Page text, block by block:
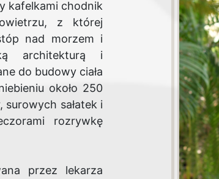
kafelkami chodnik
z której
nad morzem i
architekturą i
do budowy ciała
około 250
sałatek i
rozrywkę
przez lekarza